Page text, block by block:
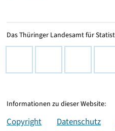
Das Thüringer Landesamt für
Informationen zu dieser Website:
Copyright Datenschutz